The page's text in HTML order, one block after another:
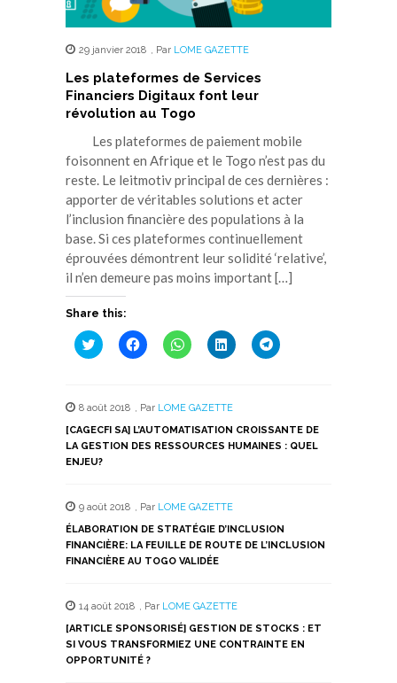
29 janvier 2018 , Par LOME GAZETTE
Les plateformes de Services
Financiers Digitaux font leur
révolution au Togo
Les plateformes de paiement mobile
foisonnent en Afrique et le Togo n’est pas du
reste. Le leitmotiv principal de ces dernières :
apporter de véritables solutions et acter
l’inclusion financière des populations à la
base. Si ces plateformes continuellement
éprouvées démontrent leur solidité ‘relative’,
il n’en demeure pas moins important […]
Share this:
Cliquez
pour
une
nouvelle
fenêtre)
Cliquez
pour
une
nouvelle
fenêtre)
Cliquez
pour
une
nouvelle
fenêtre)
Cliquez
pour
une
nouvelle
fenêtre)
Cliquez
pour
nouvelle
fenêtre)
8 août 2018 , Par LOME GAZETTE
[CAGECFI SA] L’AUTOMATISATION CROISSANTE DE
LA GESTION DES RESSOURCES HUMAINES : QUEL
ENJEU?
9 août 2018 , Par LOME GAZETTE
ÉLABORATION DE STRATÉGIE D’INCLUSION
FINANCIÈRE: LA FEUILLE DE ROUTE DE L’INCLUSION
FINANCIÈRE AU TOGO VALIDÉE
14 août 2018 , Par LOME GAZETTE
[ARTICLE SPONSORISÉ] GESTION DE STOCKS : ET
SI VOUS TRANSFORMIEZ UNE CONTRAINTE EN
OPPORTUNITÉ ?